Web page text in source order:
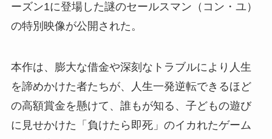
ーズン1に登場した謎のセールスマン（コン・ユ）
の特別映像が公開された。
本作は、膨大な借金や深刻なトラブルにより人生
を諦めかけた者たちが、人生一発逆転できるほど
の高額賞金を懸けて、誰もが知る、子どもの遊び
に見せかけた「負けたら即死」のイカれたゲーム